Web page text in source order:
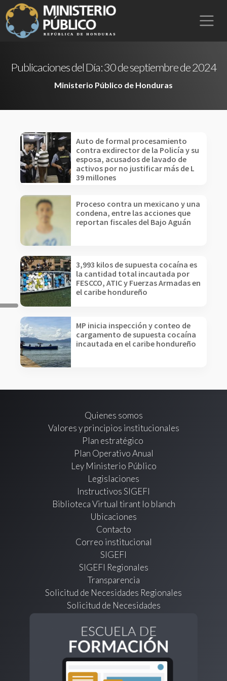
Publicaciones del Día:30 de septiembre de 2024
Ministerio Público de Honduras
Auto de formal procesamiento
contra exdirector de la Policía y su
esposa, acusados de lavado de
activos por no justificar más de L
39 millones
Proceso contra un mexicano y una
condena, entre las acciones que
reportan fiscales del Bajo Aguán
3,993 kilos de supuesta cocaína es
la cantidad total incautada por
FESCCO, ATIC y Fuerzas Armadas en
el caribe hondureño
MP inicia inspección y conteo de
cargamento de supuesta cocaína
incautada en el caribe hondureño
Quienes somos
Valores y principios institucionales
Plan estratégico
Plan Operativo Anual
Ley Ministerio Público
Legislaciones
Instructivos SIGEFI
Biblioteca Virtual tirant lo blanch
Ubicaciones
Contacto
Correo institucional
SIGEFI
SIGEFI Regionales
Transparencia
Solicitud de Necesidades Regionales
Solicitud de Necesidades